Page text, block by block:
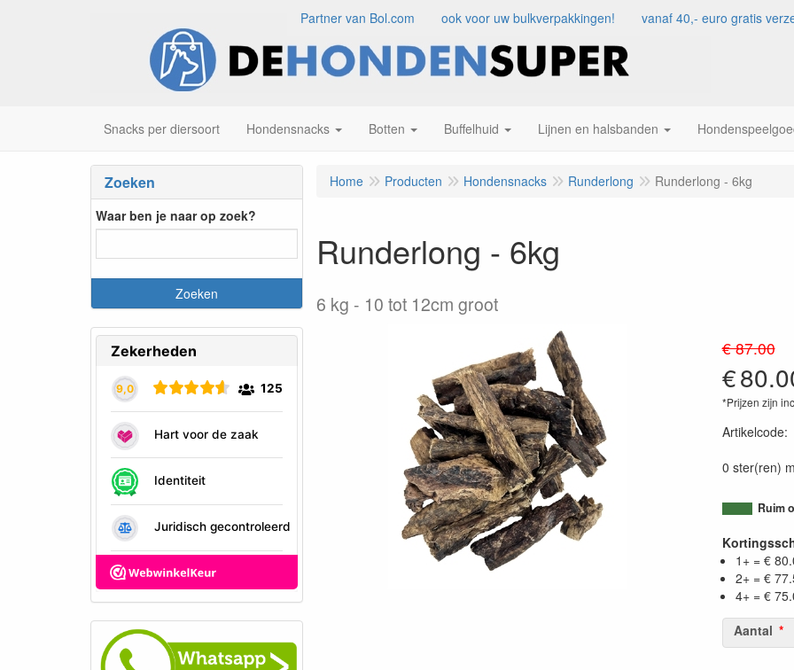
Partner van Bol.com ook voor uw bulkverpakkingen! vanaf 40,- euro gratis
Snacks per diersoort Hondensnacks Botten Buffelhuid Lijnen en halsbanden
Zoeken
Waar ben je naar op zoek?
Home Producten Hondensnacks Runderlong Runderlong - 6kg
Runderlong - 6kg
6 kg 10 tot 12cm groot
€ 87.00
€
*Prijzen zijn
Artikelcode:
0 ster(ren)
Ruim
1+ = €
2+ = €
4+ = €
Aantal